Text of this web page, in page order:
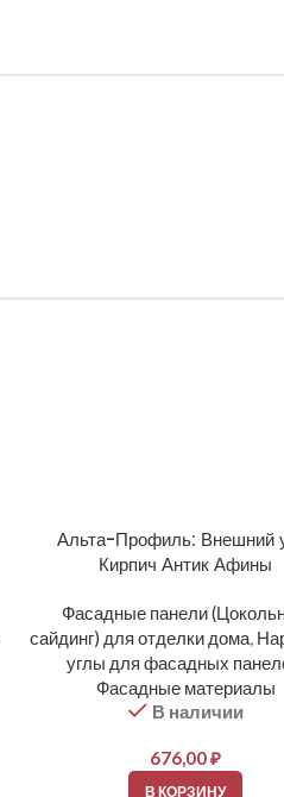
Альта-Профиль: Внешний
Кирпич Антик Афины
Фасадные панели
сайдинг) для отделки дома,
углы для фасадных
Фасадные материалы
В наличии
676,00₽
В КОРЗИНУ